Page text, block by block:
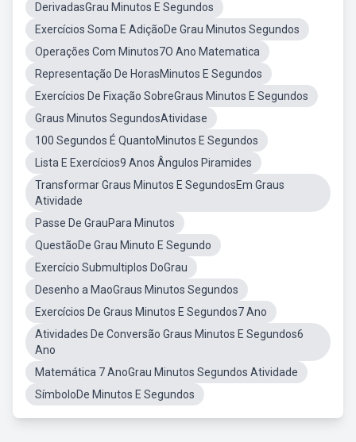
DerivadasGrau Minutos E Segundos
Exercícios Soma E AdiçãoDe Grau Minutos Segundos
Operações Com Minutos7O Ano Matematica
Representação De HorasMinutos E Segundos
Exercícios De Fixação SobreGraus Minutos E Segundos
Graus Minutos SegundosAtividase
100 Segundos É QuantoMinutos E Segundos
Lista E Exercícios9 Anos Ângulos Piramides
Transformar Graus Minutos E SegundosEm Graus
Atividade
Passe De GrauPara Minutos
QuestãoDe Grau Minuto E Segundo
Exercício Submultiplos DoGrau
Desenho a MaoGraus Minutos Segundos
Exercícios De Graus Minutos E Segundos7 Ano
Atividades De Conversão Graus Minutos E Segundos6
Ano
Matemática 7 AnoGrau Minutos Segundos Atividade
SímboloDe Minutos E Segundos